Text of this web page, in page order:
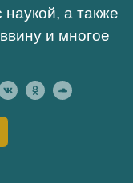
а также
и многое